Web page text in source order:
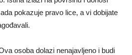
pokazuje pravo lice, a vi dobijate
osoba dolazi nenajavljeno i budi